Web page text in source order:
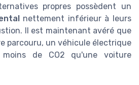
propres possèdent un
nettement inférieur à leurs
Il est maintenant avéré que
parcouru, un véhicule électrique
de CO2 qu'une voiture